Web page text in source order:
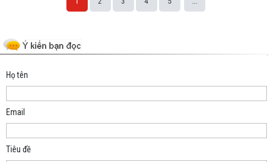
Họ tên
Email
Tiêu đề